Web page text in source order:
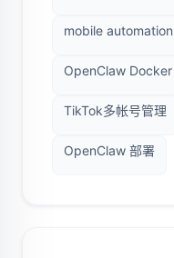
mobile
OpenClaw
TikTok多帐号管理
OpenClaw 部署